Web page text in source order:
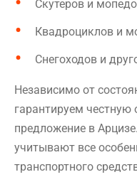
Скутеров и
Квадроциклов и
Снегоходов и
Независимо от
гарантируем честную
предложение в
учитывают все
транспортного